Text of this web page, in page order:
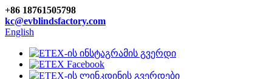
+86 18761505798
kc@evblindsfactory.com
English